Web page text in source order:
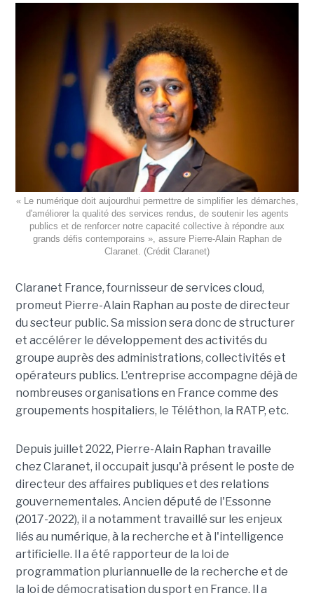
« Le numérique doit aujourdhui permettre de simplifier les démarches,
d'améliorer la qualité des services rendus, de soutenir les agents
publics et de renforcer notre capacité collective à répondre aux
grands défis contemporains », assure Pierre-Alain Raphan de
Claranet. (Crédit Claranet)
Claranet France, fournisseur de services cloud,
promeut Pierre-Alain Raphan au poste de directeur
du secteur public. Sa mission sera donc de structurer
et accélérer le développement des activités du
groupe auprès des administrations, collectivités et
opérateurs publics. L'entreprise accompagne déjà de
nombreuses organisations en France comme des
groupements hospitaliers, le Téléthon, la RATP, etc.
Depuis juillet 2022, Pierre-Alain Raphan travaille
chez Claranet, il occupait jusqu'à présent le poste de
directeur des affaires publiques et des relations
gouvernementales. Ancien député de l'Essonne
(2017-2022), il a notamment travaillé sur les enjeux
liés au numérique, à la recherche et à l'intelligence
artificielle. Il a été rapporteur de la loi de
programmation pluriannuelle de la recherche et de
la loi de démocratisation du sport en France. Il a